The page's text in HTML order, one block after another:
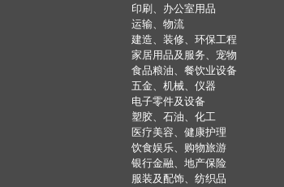
印刷、办公室用品
运输、物流
建造、装修、环保工程
家居用品及服务、宠物
食品粮油、餐饮业设备
五金、机械、仪器
电子零件及设备
塑胶、石油、化工
医疗美容、健康护理
饮食娱乐、购物旅游
银行金融、地产保险
服装及配饰、纺织品